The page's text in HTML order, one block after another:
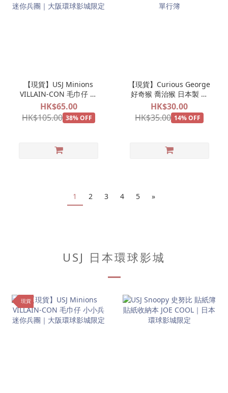
【現貨】USJ Minions
VILLAIN-CON 毛巾仔 小
小兵 迷你兵團｜大阪環球
影城限定
HK$65.00
HK$105.00 38% OFF
【現貨】Curious George
好奇猴 喬治猴 日本製 筆
記本 單行簿
HK$30.00
HK$35.00 14% OFF
1 2 3 4 5 »
USJ 日本環球影城
現貨